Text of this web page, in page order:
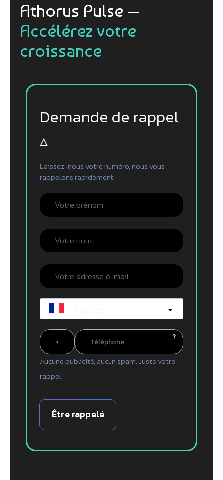
Athorus Pulse —
Accélérez votre
croissance
Demande de rappel
▵
Laissez-nous votre numéro, nous vous
rappelons rapidement.
?
Aucune publicité, aucun spam. Juste votre
rappel.
Être rappelé